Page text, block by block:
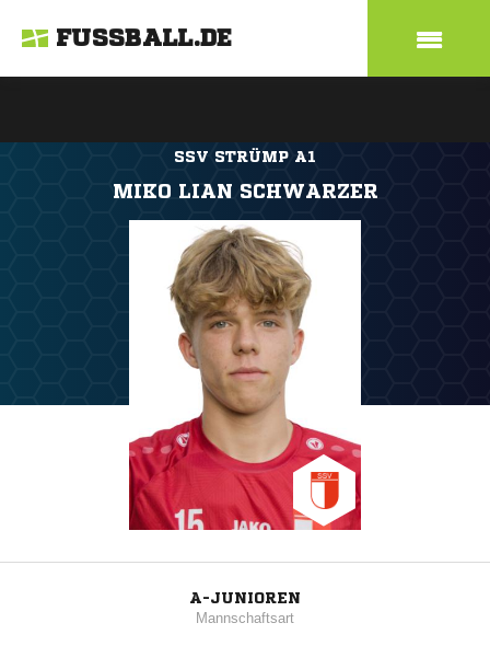
FUSSBALL.DE
SSV STRÜMP A1
MIKO LIAN SCHWARZER
A-JUNIOREN
Mannschaftsart